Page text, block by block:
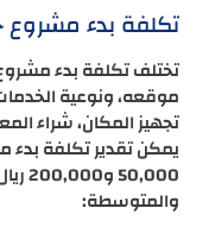
تكلفة بدء مشروع
تختلف تكلفة بدء
موقعه، ونوعية
تجهيز المكان، شراء
يمكن تقدير تكلفة بدء
والمتوسطة: